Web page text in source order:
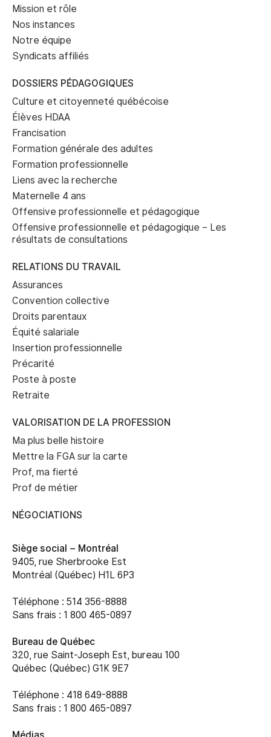
Mission et rôle
Nos instances
Notre équipe
Syndicats affiliés
DOSSIERS PÉDAGOGIQUES
Culture et citoyenneté québécoise
Élèves HDAA
Francisation
Formation générale des adultes
Formation professionnelle
Liens avec la recherche
Maternelle 4 ans
Offensive professionnelle et pédagogique
Offensive professionnelle et pédagogique – Les
résultats de consultations
RELATIONS DU TRAVAIL
Assurances
Convention collective
Droits parentaux
Équité salariale
Insertion professionnelle
Précarité
Poste à poste
Retraite
VALORISATION DE LA PROFESSION
Ma plus belle histoire
Mettre la FGA sur la carte
Prof, ma fierté
Prof de métier
NÉGOCIATIONS
Siège social – Montréal
9405, rue Sherbrooke Est
Montréal (Québec) H1L 6P3
Téléphone : 514 356-8888
Sans frais : 1 800 465-0897
Bureau de Québec
320, rue Saint-Joseph Est, bureau 100
Québec (Québec) G1K 9E7
Téléphone : 418 649-8888
Sans frais : 1 800 465-0897